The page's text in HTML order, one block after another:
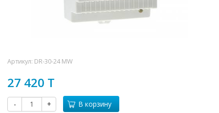
Артикул: DR-30-24 MW
27 420 T
- + В корзину